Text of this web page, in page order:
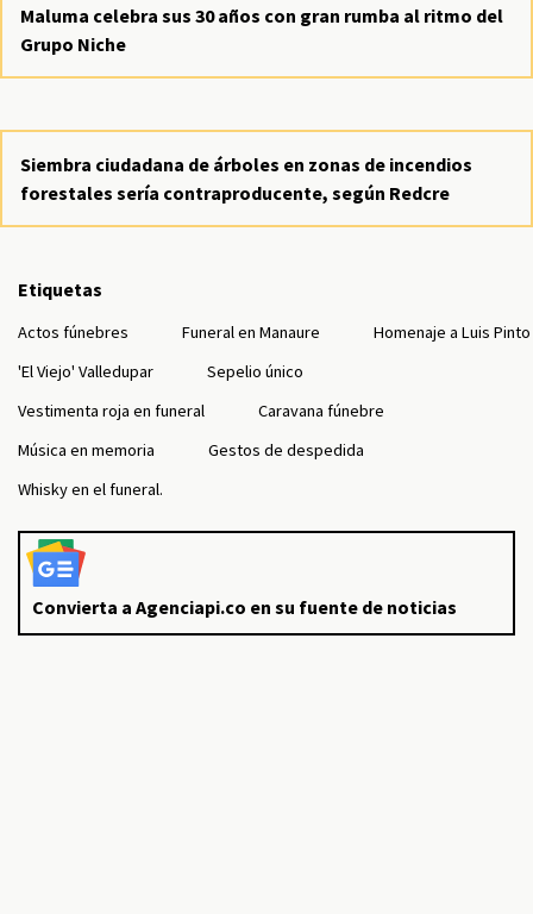
Maluma celebra sus 30 años con gran rumba al ritmo del
Grupo Niche
Siembra ciudadana de árboles en zonas de incendios
forestales sería contraproducente, según Redcre
Etiquetas
Actos fúnebres Funeral en Manaure
Homenaje a Luis Pinto
'El Viejo' Valledupar
Sepelio único
Vestimenta roja en funeral
Caravana fúnebre
Música en memoria
Gestos de despedida
Whisky en el funeral.
Convierta a Agenciapi.co en su fuente de noticias